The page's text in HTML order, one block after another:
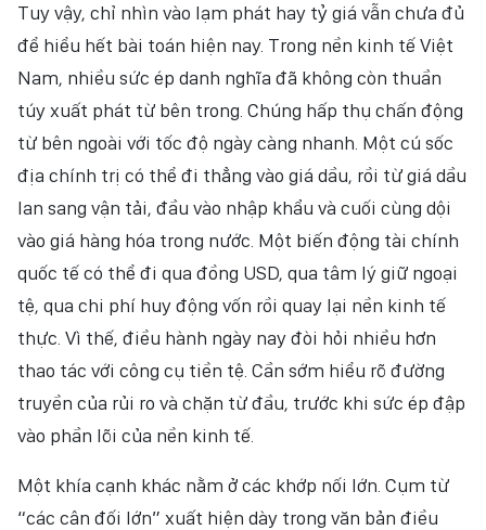
Tuy vậy, chỉ nhìn vào lạm phát hay tỷ giá vẫn chưa đủ
để hiểu hết bài toán hiện nay. Trong nền kinh tế Việt
Nam, nhiều sức ép danh nghĩa đã không còn thuần
túy xuất phát từ bên trong. Chúng hấp thụ chấn động
từ bên ngoài với tốc độ ngày càng nhanh. Một cú sốc
địa chính trị có thể đi thẳng vào giá dầu, rồi từ giá dầu
lan sang vận tải, đầu vào nhập khẩu và cuối cùng dội
vào giá hàng hóa trong nước. Một biến động tài chính
quốc tế có thể đi qua đồng USD, qua tâm lý giữ ngoại
tệ, qua chi phí huy động vốn rồi quay lại nền kinh tế
thực. Vì thế, điều hành ngày nay đòi hỏi nhiều hơn
thao tác với công cụ tiền tệ. Cần sớm hiểu rõ đường
truyền của rủi ro và chặn từ đầu, trước khi sức ép đập
vào phần lõi của nền kinh tế.
Một khía cạnh khác nằm ở các khớp nối lớn. Cụm từ
“các cân đối lớn” xuất hiện dày trong văn bản điều